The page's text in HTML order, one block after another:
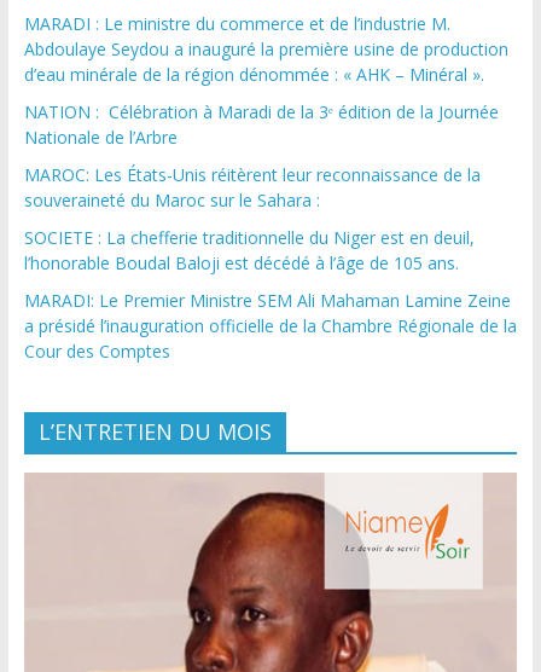
MARADI : Le ministre du commerce et de l’industrie M.
Abdoulaye Seydou a inauguré la première usine de production
d’eau minérale de la région dénommée : « AHK – Minéral ».
NATION : Célébration à Maradi de la 3ᵉ édition de la Journée
Nationale de l’Arbre
MAROC: Les États-Unis réitèrent leur reconnaissance de la
souveraineté du Maroc sur le Sahara :
SOCIETE : La chefferie traditionnelle du Niger est en deuil,
l’honorable Boudal Baloji est décédé à l’âge de 105 ans.
MARADI: Le Premier Ministre SEM Ali Mahaman Lamine Zeine
a présidé l’inauguration officielle de la Chambre Régionale de la
Cour des Comptes
L’ENTRETIEN DU MOIS